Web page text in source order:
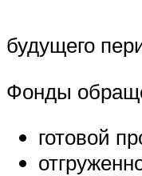
будущего
Фонды
готовой